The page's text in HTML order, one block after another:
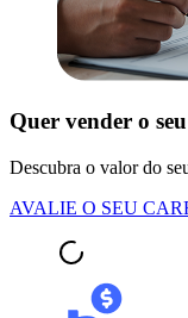
Quer vender o
Descubra o valor do
AVALIE O SEU